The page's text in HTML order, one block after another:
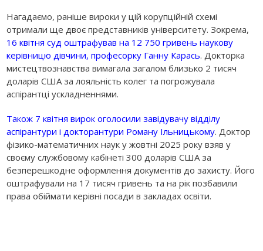
Нагадаємо, раніше вироки у цій корупційній схемі
отримали ще двоє представників університету. Зокрема,
16 квітня суд оштрафував на 12 750 гривень наукову
керівницю дівчини, професорку Ганну Карась. Докторка
мистецтвознавства вимагала загалом близько 2 тисяч
доларів США за лояльність колег та погрожувала
аспірантці ускладненнями.
Також 7 квітня вирок оголосили завідувачу відділу
аспірантури і докторантури Роману Ільницькому. Доктор
фізико-математичних наук у жовтні 2025 року взяв у
своєму службовому кабінеті 300 доларів США за
безперешкодне оформлення документів до захисту. Його
оштрафували на 17 тисяч гривень та на рік позбавили
права обіймати керівні посади в закладах освіти.